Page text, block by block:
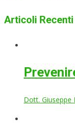
Articoli Recenti
Dott. Giuseppe